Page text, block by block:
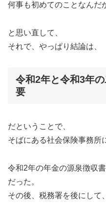
何事も初めてのことなんだ
と思い直して、
それで、やっぱり結論は、
令和2年と令和3年
要
だということで、
そばにある社会保険事務所
令和2年の年金の源泉徴収
だった。
その後、税務署を後にして